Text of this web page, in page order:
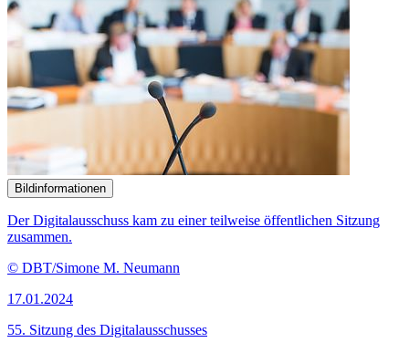
()
Bildinformationen
Löbe-Hauses des Bundestages.
© DBT/Simone M. Neumann
13.12.2023